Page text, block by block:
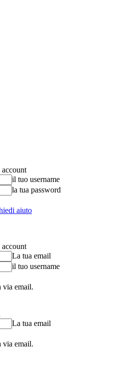
il tuo username
la tua password
aiuto
La tua email
il tuo username
via email.
La tua email
via email.